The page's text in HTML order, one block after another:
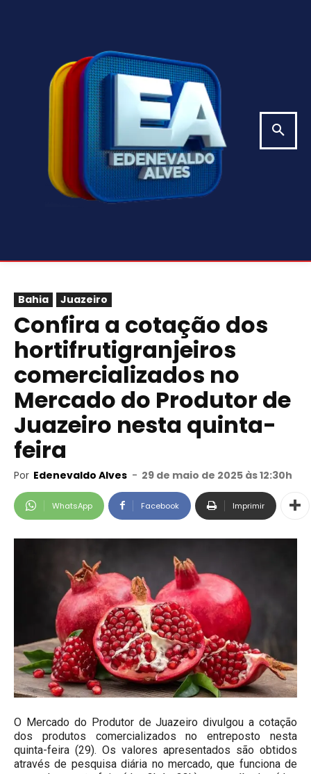
Bahia Juazeiro
Confira a cotação dos
hortifrutigranjeiros
comercializados no
Mercado do Produtor de
Juazeiro nesta quinta-
feira
Por Edenevaldo Alves - 29 de maio de 2025 às 12:30h
WhatsApp Facebook Imprimir
O Mercado do Produtor de Juazeiro divulgou a cotação
dos produtos comercializados no entreposto nesta
quinta-feira (29). Os valores apresentados são obtidos
através de pesquisa diária no mercado, que funciona de